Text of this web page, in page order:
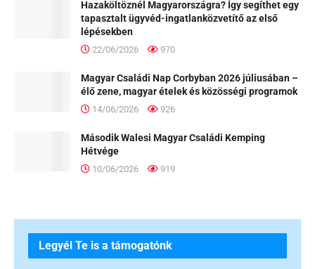
Hazaköltöznél Magyarországra? Így segíthet egy
tapasztalt ügyvéd-ingatlanközvetítő az első
lépésekben
22/06/2026 970
Magyar Családi Nap Corbyban 2026 júliusában –
élő zene, magyar ételek és közösségi programok
14/06/2026 926
Második Walesi Magyar Családi Kemping
Hétvége
10/06/2026 919
Legyél Te is a támogatónk